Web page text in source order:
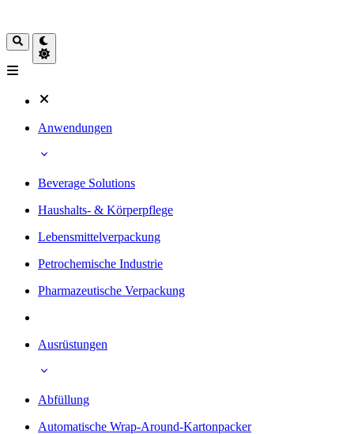
Anwendungen
Beverage Solutions
Haushalts- & Körperpflege
Lebensmittelverpackung
Petrochemische Industrie
Pharmazeutische Verpackung
Ausrüstungen
Abfüllung
Automatische Wrap-Around-Kartonpacker